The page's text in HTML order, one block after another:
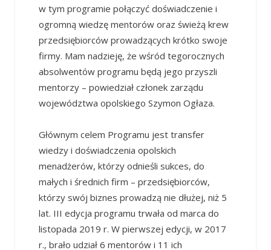
w tym programie połączyć doświadczenie i
ogromną wiedzę mentorów oraz świeżą krew
przedsiębiorców prowadzących krótko swoje
firmy. Mam nadzieję, że wśród tegorocznych
absolwentów programu będą jego przyszli
mentorzy – powiedział członek zarządu
województwa opolskiego Szymon Ogłaza.
Głównym celem Programu jest transfer
wiedzy i doświadczenia opolskich
menadżerów, którzy odnieśli sukces, do
małych i średnich firm – przedsiębiorców,
którzy swój biznes prowadzą nie dłużej, niż 5
lat. III edycja programu trwała od marca do
listopada 2019 r. W pierwszej edycji, w 2017
r., brało udział 6 mentorów i 11 ich